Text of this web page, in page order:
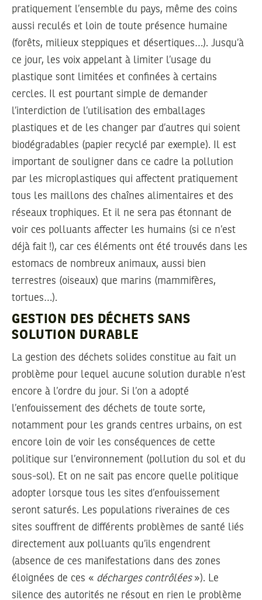
pratiquement l’ensemble du pays, même des coins
aussi reculés et loin de toute présence humaine
(forêts, milieux steppiques et désertiques…). Jusqu’à
ce jour, les voix appelant à limiter l’usage du
plastique sont limitées et confinées à certains
cercles. Il est pourtant simple de demander
l’interdiction de l’utilisation des emballages
plastiques et de les changer par d’autres qui soient
biodégradables (papier recyclé par exemple). Il est
important de souligner dans ce cadre la pollution
par les microplastiques qui affectent pratiquement
tous les maillons des chaînes alimentaires et des
réseaux trophiques. Et il ne sera pas étonnant de
voir ces polluants affecter les humains (si ce n’est
déjà fait !), car ces éléments ont été trouvés dans les
estomacs de nombreux animaux, aussi bien
terrestres (oiseaux) que marins (mammifères,
tortues…).
GESTION DES DÉCHETS SANS
SOLUTION DURABLE
La gestion des déchets solides constitue au fait un
problème pour lequel aucune solution durable n’est
encore à l’ordre du jour. Si l’on a adopté
l’enfouissement des déchets de toute sorte,
notamment pour les grands centres urbains, on est
encore loin de voir les conséquences de cette
politique sur l’environnement (pollution du sol et du
sous-sol). Et on ne sait pas encore quelle politique
adopter lorsque tous les sites d’enfouissement
seront saturés. Les populations riveraines de ces
sites souffrent de différents problèmes de santé liés
directement aux polluants qu’ils engendrent
(absence de ces manifestations dans des zones
éloignées de ces « décharges contrôlées»). Le
silence des autorités ne résout en rien le problème